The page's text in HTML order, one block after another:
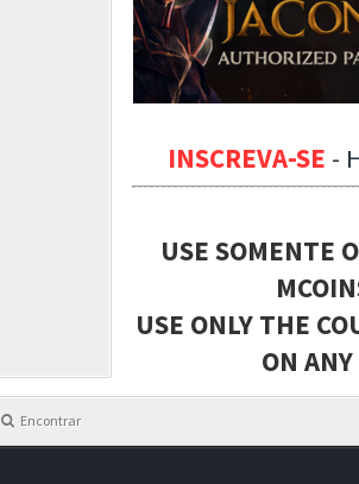
INSCREVA-SE -
USE SOMENTE
USE ONLY THE
ON
Encontrar